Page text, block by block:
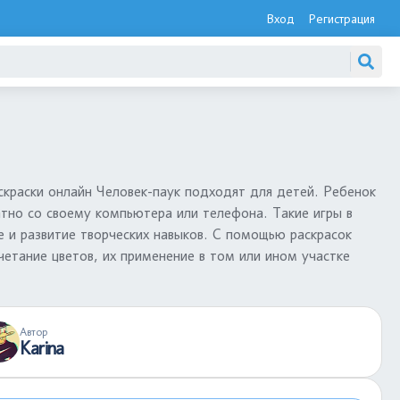
Вход Регистрация
онлайн Человек-паук подходят для детей. Ребенок
со своему компьютера или телефона. Такие игры в
развитие творческих навыков. С помощью раскрасок
цветов, их применение в том или ином участке
Автор
Karina